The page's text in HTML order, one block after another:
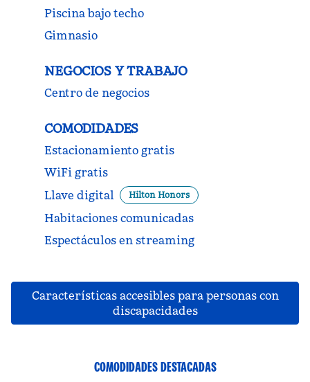
Piscina bajo techo
Gimnasio
NEGOCIOS Y TRABAJO
Centro de negocios
COMODIDADES
Estacionamiento gratis
WiFi gratis
Llave digital
Hilton Honors
Habitaciones comunicadas
Espectáculos en streaming
Características accesibles para personas con
discapacidades
COMODIDADES DESTACADAS
GIMNASIO